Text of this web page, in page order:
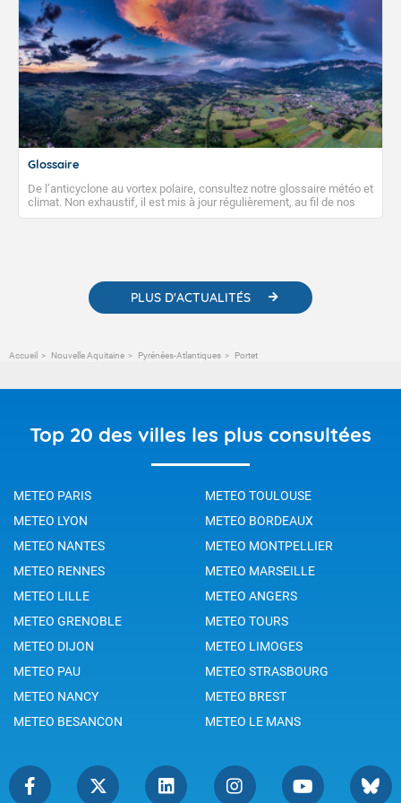
Glossaire
De l’anticyclone au vortex polaire, consultez notre glossaire météo et
climat. Non exhaustif, il est mis à jour régulièrement, au fil de nos
publications. Vous y trouverez également des liens utiles vers nos
PLUS D'ACTUALITÉS
Accueil Nouvelle Aquitaine Pyrénées-Atlantiques Portet
Top 20 des villes les plus consultées
METEO PARIS
METEO TOULOUSE
METEO LYON
METEO BORDEAUX
METEO NANTES
METEO MONTPELLIER
METEO RENNES
METEO MARSEILLE
METEO LILLE
METEO ANGERS
METEO GRENOBLE
METEO TOURS
METEO DIJON
METEO LIMOGES
METEO PAU
METEO STRASBOURG
METEO NANCY
METEO BREST
METEO BESANCON
METEO LE MANS